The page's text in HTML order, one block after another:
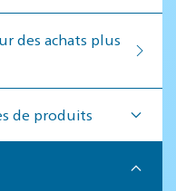
des achats plus
de produits